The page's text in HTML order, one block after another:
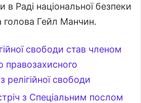
в Раді національної безпеки
голова Гейл Манчин.
свободи став членом
правозахисного
релігійної свободи
з Спеціальним послом